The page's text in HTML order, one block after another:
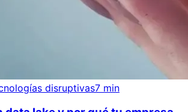
disruptivas7 min